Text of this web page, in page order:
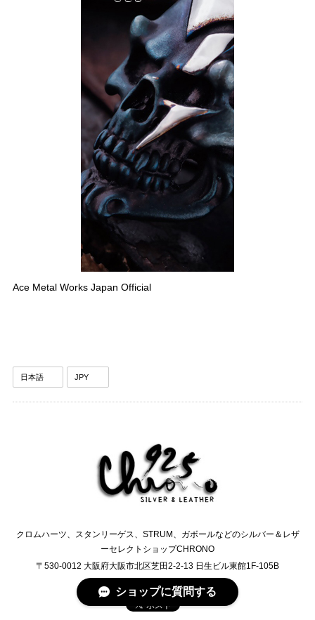
Ace Metal Works Japan Official
クロムハーツ、スタンリーゲス、STRUM、ガボールなどのシルバー＆レザ
ーセレクトショップCHRONO
〒530-0012 大阪府大阪市北区芝田2-2-13 日生ビル東館1F-105B
ショップに質問する